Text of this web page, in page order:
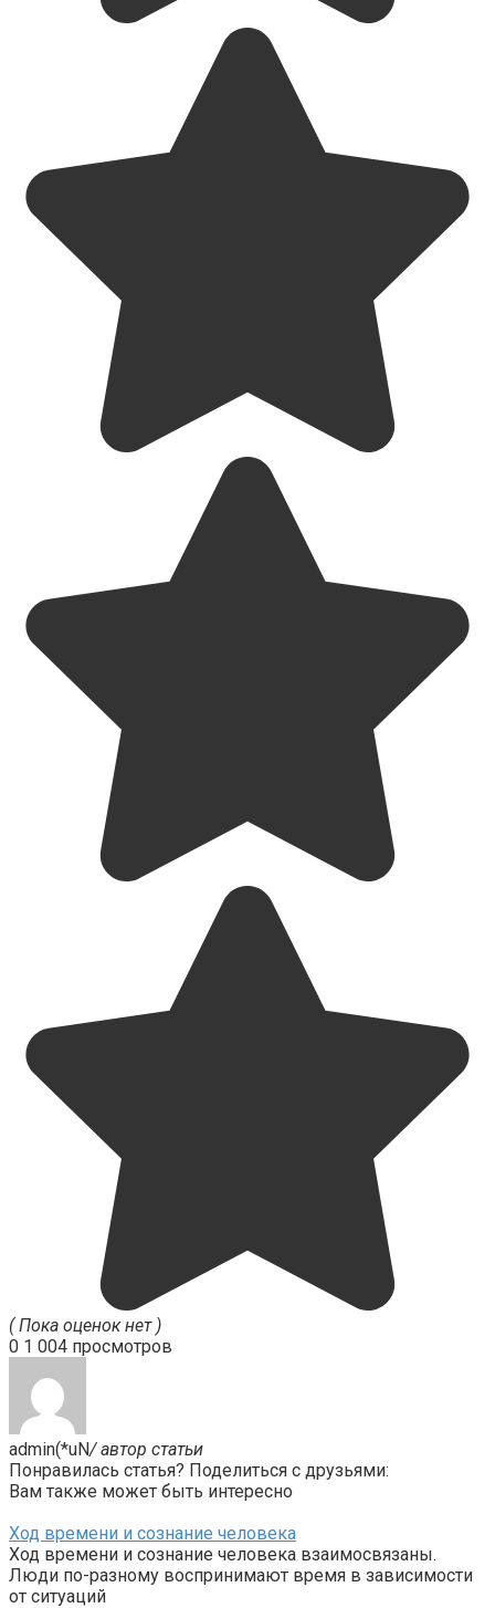
( Пока оценок нет )
0 1 004 просмотров
admin(*uN/ автор статьи
Понравилась статья? Поделиться с друзьями:
Вам также может быть интересно
Ход времени и сознание человека
Ход времени и сознание человека взаимосвязаны.
Люди по-разному воспринимают время в зависимости
от ситуаций